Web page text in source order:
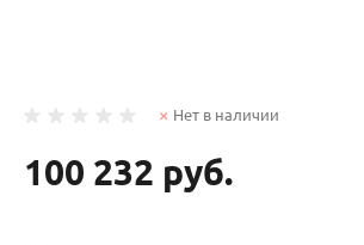
Нет в наличии
100 232 руб.